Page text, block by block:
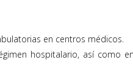
en centros médicos.
hospitalario, así como